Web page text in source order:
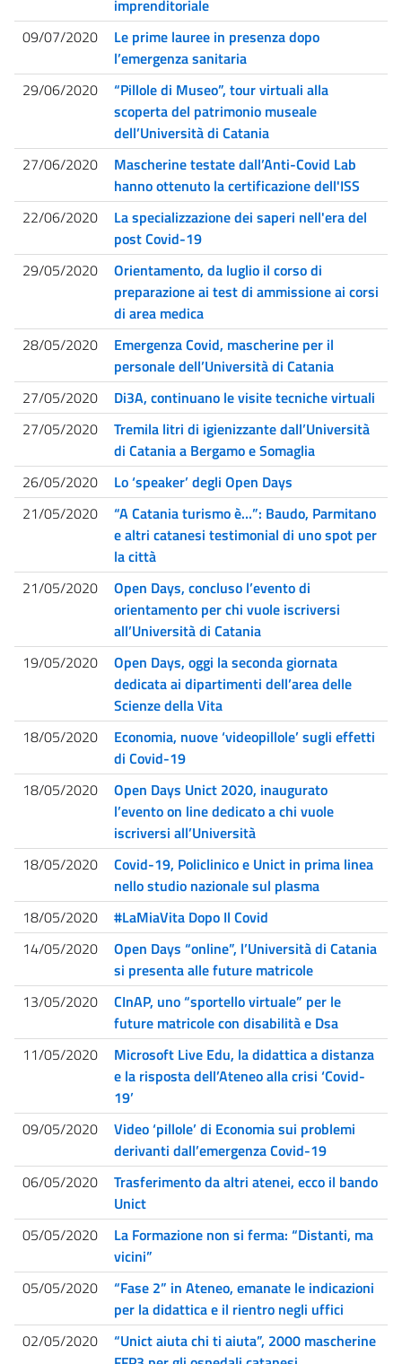
imprenditoriale
09/07/2020
Le prime lauree in presenza dopo
l’emergenza sanitaria
29/06/2020
“Pillole di Museo”, tour virtuali alla
scoperta del patrimonio museale
dell’Università di Catania
27/06/2020
Mascherine testate dall’Anti-Covid Lab
hanno ottenuto la certificazione dell'ISS
22/06/2020
La specializzazione dei saperi nell'era del
post Covid-19
29/05/2020
Orientamento, da luglio il corso di
preparazione ai test di ammissione ai corsi
di area medica
28/05/2020
Emergenza Covid, mascherine per il
personale dell’Università di Catania
27/05/2020
Di3A, continuano le visite tecniche virtuali
27/05/2020
Tremila litri di igienizzante dall’Università
di Catania a Bergamo e Somaglia
26/05/2020
Lo ‘speaker’ degli Open Days
21/05/2020
“A Catania turismo è…”: Baudo, Parmitano
e altri catanesi testimonial di uno spot per
la città
21/05/2020
Open Days, concluso l’evento di
orientamento per chi vuole iscriversi
all’Università di Catania
19/05/2020
Open Days, oggi la seconda giornata
dedicata ai dipartimenti dell’area delle
Scienze della Vita
18/05/2020
Economia, nuove ‘videopillole’ sugli effetti
di Covid-19
18/05/2020
Open Days Unict 2020, inaugurato
l’evento on line dedicato a chi vuole
iscriversi all’Università
18/05/2020
Covid-19, Policlinico e Unict in prima linea
nello studio nazionale sul plasma
18/05/2020
#LaMiaVita Dopo Il Covid
14/05/2020
Open Days “online”, l’Università di Catania
si presenta alle future matricole
13/05/2020
CInAP, uno “sportello virtuale” per le
future matricole con disabilità e Dsa
11/05/2020
Microsoft Live Edu, la didattica a distanza
e la risposta dell’Ateneo alla crisi ‘Covid-
19’
09/05/2020
Video ‘pillole’ di Economia sui problemi
derivanti dall’emergenza Covid-19
06/05/2020
Trasferimento da altri atenei, ecco il bando
Unict
05/05/2020
La Formazione non si ferma: “Distanti, ma
vicini”
05/05/2020
“Fase 2” in Ateneo, emanate le indicazioni
per la didattica e il rientro negli uffici
02/05/2020
“Unict aiuta chi ti aiuta”, 2000 mascherine